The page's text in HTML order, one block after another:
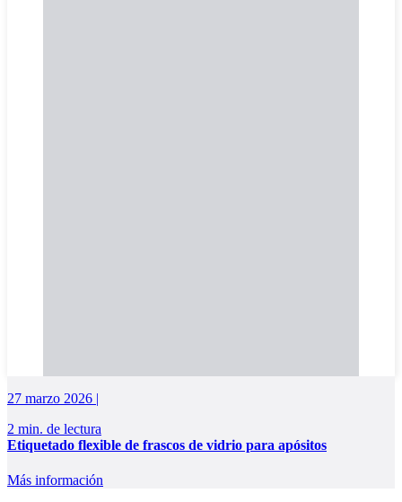
27 marzo 2026 |
2 min. de lectura
Etiquetado flexible de frascos de vidrio para apósitos
Más información